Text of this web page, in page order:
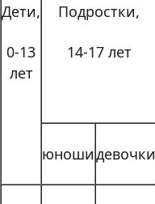
Дети,
0-13
лет
Подростки,
14-17 лет
юношидевочки